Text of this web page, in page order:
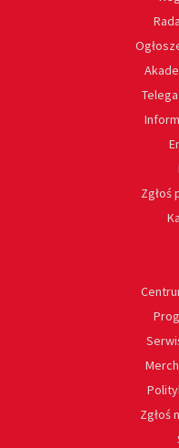
Zgłoś
Zgłoś